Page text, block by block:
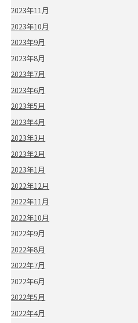
2023年11月
2023年10月
2023年9月
2023年8月
2023年7月
2023年6月
2023年5月
2023年4月
2023年3月
2023年2月
2023年1月
2022年12月
2022年11月
2022年10月
2022年9月
2022年8月
2022年7月
2022年6月
2022年5月
2022年4月